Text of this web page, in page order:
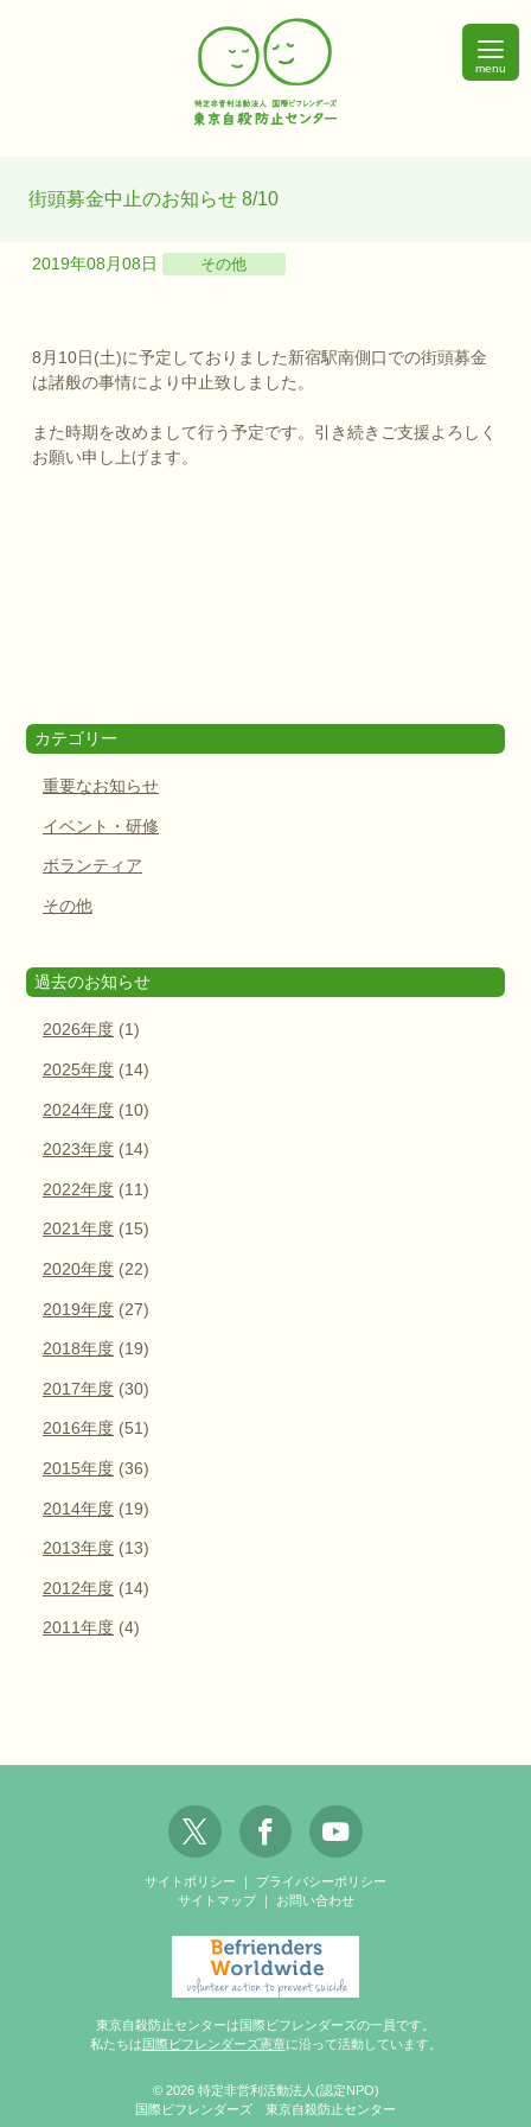
menu
街頭募金中止のお知らせ 8/10
2019年08月08日 その他
8月10日(土)に予定しておりました新宿駅南側口での街頭募金
は諸般の事情により中止致しました。
また時期を改めまして行う予定です。引き続きご支援よろしく
お願い申し上げます。
カテゴリー
重要なお知らせ
イベント・研修
ボランティア
その他
過去のお知らせ
2026年度 (1)
2025年度 (14)
2024年度 (10)
2023年度 (14)
2022年度 (11)
2021年度 (15)
2020年度 (22)
2019年度 (27)
2018年度 (19)
2017年度 (30)
2016年度 (51)
2015年度 (36)
2014年度 (19)
2013年度 (13)
2012年度 (14)
2011年度 (4)
サイトポリシー ｜ プライバシーポリシー
サイトマップ｜ お問い合わせ
東京自殺防止センターは国際ビフレンダーズの一員です。
私たちは 国際ビフレンダーズ憲章に沿って活動しています。
© 2026 特定非営利活動法人(認定NPO)
国際ビフレンダーズ 東京自殺防止センター